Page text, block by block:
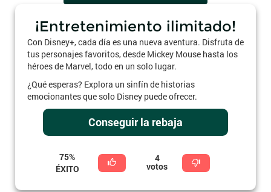
¡Entretenimiento ilimitado!
Con Disney+, cada día es una nueva aventura. Disfruta de
tus personajes favoritos, desde Mickey Mouse hasta los
héroes de Marvel, todo en un solo lugar.
¿Qué esperas? Explora un sinfín de historias
emocionantes que solo Disney puede ofrecer.
Conseguir la rebaja
75%
ÉXITO
4
votos